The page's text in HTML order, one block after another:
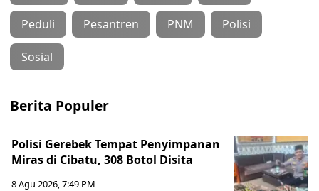
Peduli Pesantren PNM Polisi
Sosial
Berita Populer
Polisi Gerebek Tempat Penyimpanan
Miras di Cibatu, 308 Botol Disita
8 Agu 2026, 7:49 PM